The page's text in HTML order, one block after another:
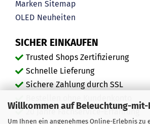
Willkommen auf Beleuchtung-mit-
Um Ihnen ein angenehmes Online-Erlebnis zu
Marken Sitemap
OLED Neuheiten
SICHER EINKAUFEN
Trusted Shops Zertifizierung
Schnelle Lieferung
Sichere Zahlung durch SSL
20 Jahre Fachservice-Erfahrung